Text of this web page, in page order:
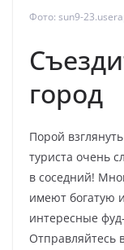
Фото: sun9-
город
Порой
туриста очень
в соседний!
имеют богатую
интересные
Отправляйтесь